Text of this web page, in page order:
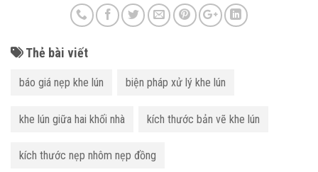
Thẻ bài viết
báo giá nẹp khe lún biện pháp xử lý khe lún
khe lún giữa hai khối nhà kích thước bản vẽ khe lún
kích thước nẹp nhôm nẹp đồng